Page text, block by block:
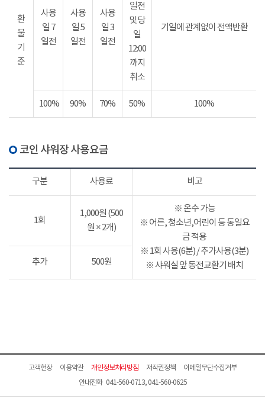
환
불
기
준
사용
일 7
일전
사용
일 5
일전
사용
일 3
일전
일전
및 당
일
12:00
까지
취소
기일에 관계없이 전액반환
100% 90% 70% 50% 100%
코인 샤워장 사용요금
구분 사용료 비고
1회
1,000원 (500
원 × 2개)
※ 온수 가능
※ 어른, 청소년,어린이 등 동일요
금 적용
※ 1회 사용(6분) / 추가사용(3분)
※ 샤워실 앞 동전교환기 배치
추가 500원
고객헌장 이용약관 개인정보처리방침 저작권정책
이메일무단수집거부
안내전화 041-560-0713, 041-560-0625